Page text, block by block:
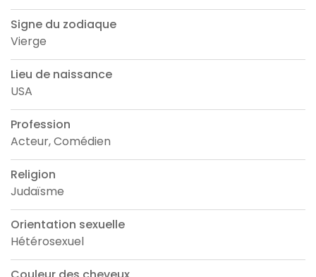
Signe du zodiaque
Vierge
Lieu de naissance
USA
Profession
Acteur, Comédien
Religion
Judaïsme
Orientation sexuelle
Hétérosexuel